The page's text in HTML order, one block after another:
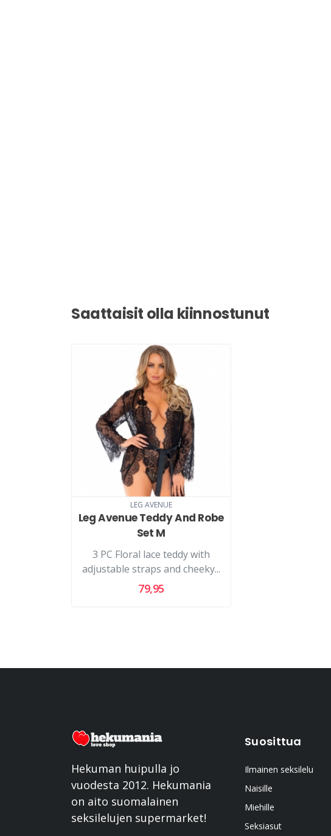
Saattaisit olla kiinnostunut
LEG AVENUE
Leg Avenue Teddy And Robe
Set M
3 PC Floral lace teddy with
adjustable straps and cheeky...
79,95
Hekuman huipulla jo
vuodesta 2012. Hekumania
on aito suomalainen
seksilelujen supermarket!
Suosittua
Ilmainen seksilelu
Naisille
Miehille
Seksiasut